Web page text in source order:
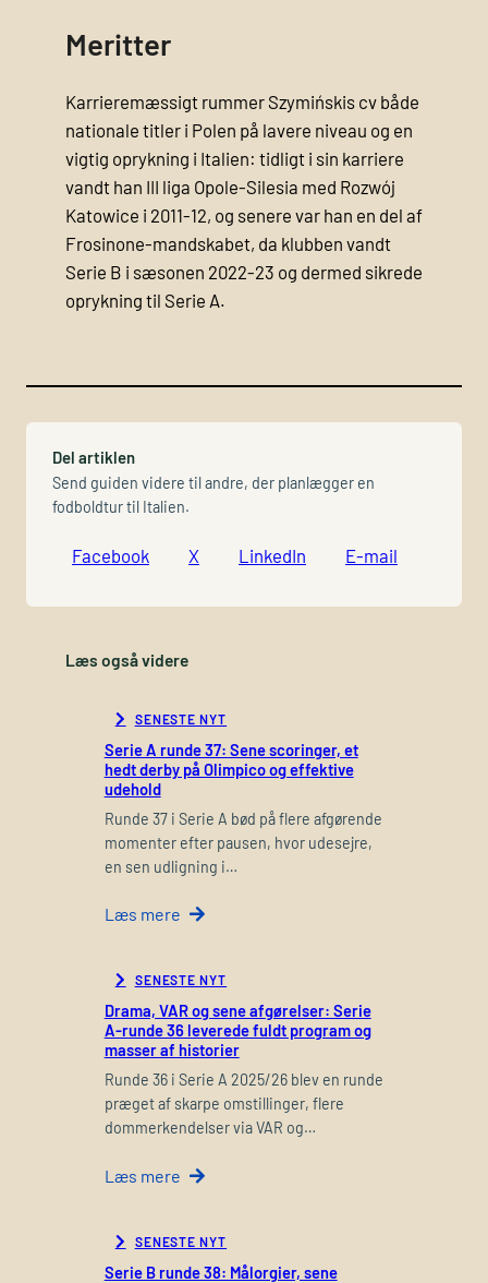
Meritter
Karrieremæssigt rummer Szymińskis cv både
nationale titler i Polen på lavere niveau og en
vigtig oprykning i Italien: tidligt i sin karriere
vandt han III liga Opole-Silesia med Rozwój
Katowice i 2011-12, og senere var han en del af
Frosinone-mandskabet, da klubben vandt
Serie B i sæsonen 2022-23 og dermed sikrede
oprykning til Serie A.
Del artiklen
Send guiden videre til andre, der planlægger en
fodboldtur til Italien.
Facebook X LinkedIn E-mail
Læs også videre
SENESTE NYT
Serie A runde 37: Sene scoringer, et
hedt derby på Olimpico og effektive
udehold
Runde 37 i Serie A bød på flere afgørende
momenter efter pausen, hvor udesejre,
en sen udligning i…
Læs mere
SENESTE NYT
Drama, VAR og sene afgørelser: Serie
A-runde 36 leverede fuldt program og
masser af historier
Runde 36 i Serie A 2025/26 blev en runde
præget af skarpe omstillinger, flere
dommerkendelser via VAR og…
Læs mere
SENESTE NYT
Serie B runde 38: Målorgier, sene